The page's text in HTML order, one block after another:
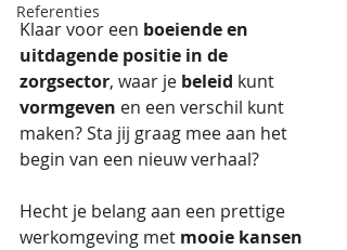
Referenties
Klaar voor een boeiende en
uitdagende positie in de
zorgsector, waar je beleid kunt
vormgeven en een verschil kunt
maken? Sta jij graag mee aan het
begin van een nieuw verhaal?
Hecht je belang aan een prettige
werkomgeving met mooie kansen